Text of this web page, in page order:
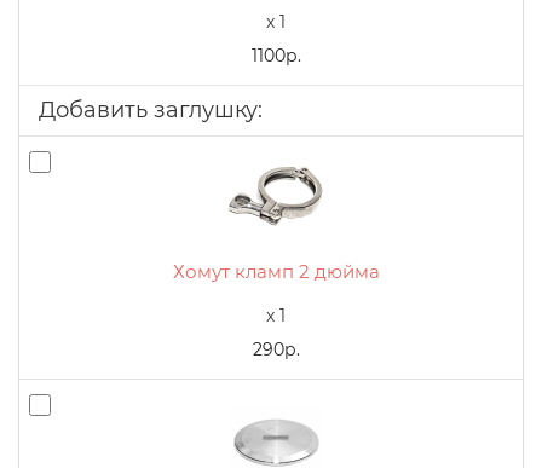
x 1
1100р.
Добавить заглушку:
Хомут кламп 2 дюйма
x 1
290р.